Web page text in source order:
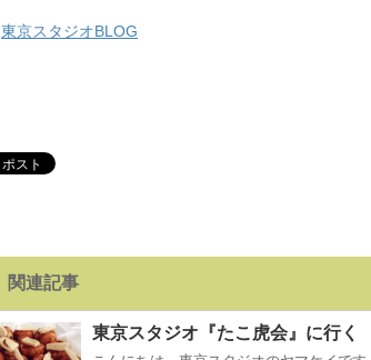
東京スタジオBLOG
関連記事
東京スタジオ『たこ虎会』に行く